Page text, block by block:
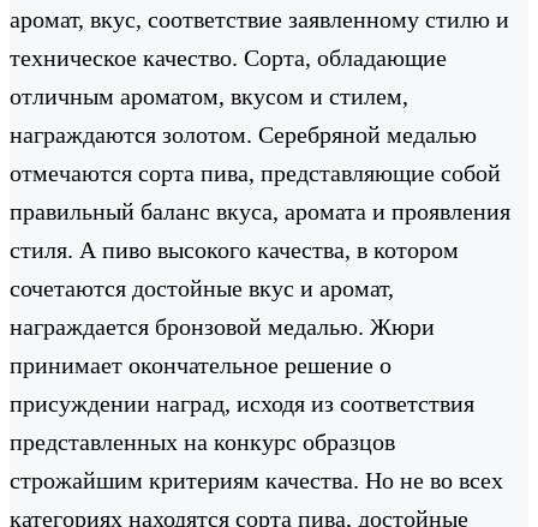
аромат, вкус, соответствие заявленному стилю и
техническое качество. Сорта, обладающие
отличным ароматом, вкусом и стилем,
награждаются золотом. Серебряной медалью
отмечаются сорта пива, представляющие собой
правильный баланс вкуса, аромата и проявления
стиля. А пиво высокого качества, в котором
сочетаются достойные вкус и аромат,
награждается бронзовой медалью. Жюри
принимает окончательное решение о
присуждении наград, исходя из соответствия
представленных на конкурс образцов
строжайшим критериям качества. Но не во всех
категориях находятся сорта пива, достойные